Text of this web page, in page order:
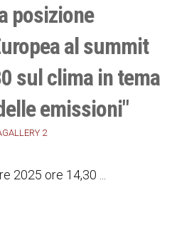
posizione
al summit
sul clima in tema
emissioni"
2
2025 ore 14,30 ...